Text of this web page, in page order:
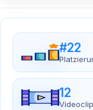
#22
12